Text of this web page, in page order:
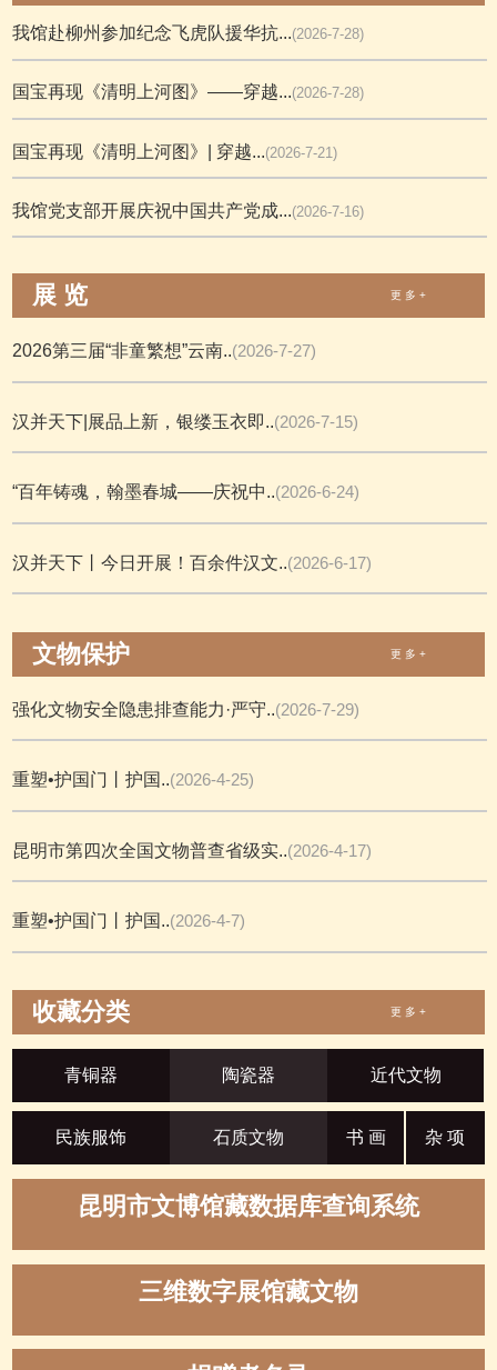
我馆赴柳州参加纪念飞虎队援华抗...(2026-7-28)
国宝再现《清明上河图》——穿越...(2026-7-28)
国宝再现《清明上河图》| 穿越...(2026-7-21)
我馆党支部开展庆祝中国共产党成...(2026-7-16)
展 览 更 多 +
2026第三届“非童繁想”云南..(2026-7-27)
汉并天下|展品上新，银缕玉衣即..(2026-7-15)
“百年铸魂，翰墨春城——庆祝中..(2026-6-24)
汉并天下丨今日开展！百余件汉文..(2026-6-17)
文物保护 更 多 +
强化文物安全隐患排查能力·严守..(2026-7-29)
重塑•护国门丨护国..(2026-4-25)
昆明市第四次全国文物普查省级实..(2026-4-17)
重塑•护国门丨护国..(2026-4-7)
收藏分类 更 多 +
青铜器 陶瓷器 近代文物
民族服饰 石质文物 书 画 杂 项
昆明市文博馆藏数据库查询系统
三维数字展馆藏文物